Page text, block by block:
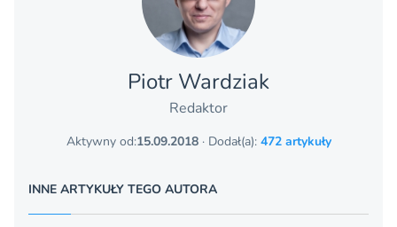
Piotr Wardziak
Redaktor
Aktywny od:15.09.2018· Dodał(a): 472 artykuły
INNE ARTYKUŁY TEGO AUTORA